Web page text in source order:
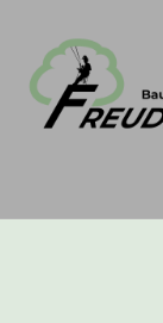
Inhalt
springen